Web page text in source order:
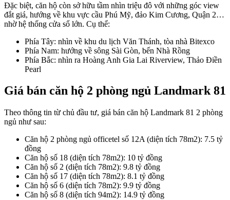
Đặc biệt, căn hộ còn sở hữu tầm nhìn triệu đô với những góc view
đắt giá, hướng về khu vực cầu Phú Mỹ, đảo Kim Cương, Quận 2…
nhờ hệ thống cửa sổ lớn. Cụ thể:
Phía Tây: nhìn về khu du lịch Văn Thánh, tòa nhà Bitexco
Phía Nam: hướng về sông Sài Gòn, bến Nhà Rồng
Phía Bắc: nhìn ra Hoàng Anh Gia Lai Riverview, Thảo Điền
Pearl
Giá bán căn hộ 2 phòng ngủ Landmark 81
Theo thông tin từ chủ đầu tư, giá bán căn hộ Landmark 81 2 phòng
ngủ như sau:
Căn hộ 2 phòng ngủ officetel số 12A (diện tích 78m2): 7.5 tỷ
đồng
Căn hộ số 18 (diện tích 78m2): 10 tỷ đồng
Căn hộ số 2 (diện tích 78m2): 9.8 tỷ đồng
Căn hộ số 17 (diện tích 78m2): 8.1 tỷ đồng
Căn hộ số 6 (diện tích 78m2): 9.9 tỷ đồng
Căn hộ số 8 (diện tích 94m2): 14.9 tỷ đồng